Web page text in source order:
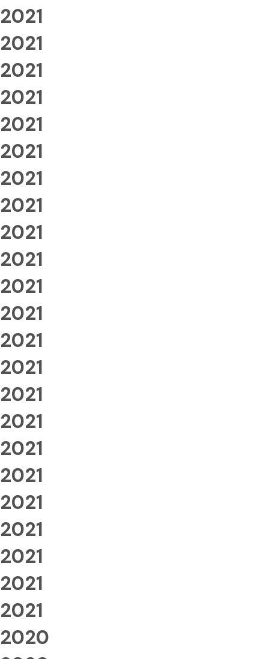
2021
2021
2021
2021
2021
2021
2021
2021
2021
2021
2021
2021
2021
2021
2021
2021
2021
2021
2021
2021
2021
2021
2021
2020